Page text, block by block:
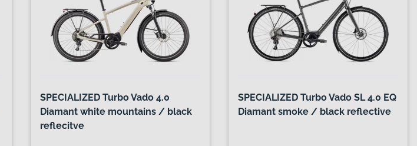
SPECIALIZED Turbo Vado 4.0
Diamant white mountains / black
reflecitve
SPECIALIZED Turbo Vado SL 4.0 EQ
Diamant smoke / black reflective